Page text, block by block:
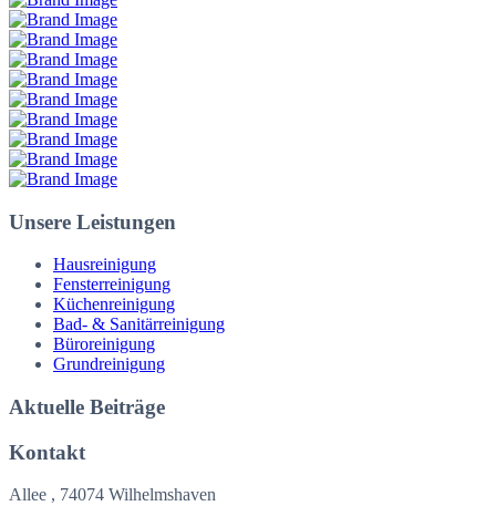
Unsere Leistungen
Hausreinigung
Fensterreinigung
Küchenreinigung
Bad- & Sanitärreinigung
Büroreinigung
Grundreinigung
Aktuelle Beiträge
Kontakt
Allee , 74074 Wilhelmshaven